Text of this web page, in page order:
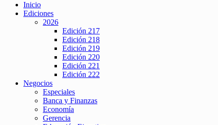
Inicio
Ediciones
2026
Edición 217
Edición 218
Edición 219
Edición 220
Edición 221
Edición 222
Negocios
Especiales
Banca y Finanzas
Economía
Gerencia